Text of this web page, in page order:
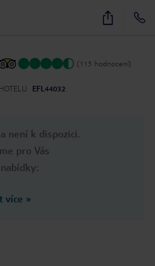
10
(115 hodnocení)
EFL44032
není k dispozici.
pro Vás
více »